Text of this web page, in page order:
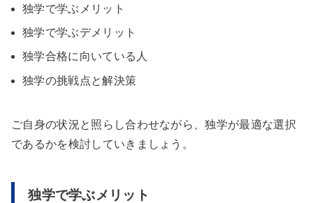
独学で学ぶメリット
独学で学ぶデメリット
独学合格に向いている人
独学の挑戦点と解決策
ご自身の状況と照らし合わせながら、独学が最適な選択
であるかを検討していきましょう。
独学で学ぶメリット